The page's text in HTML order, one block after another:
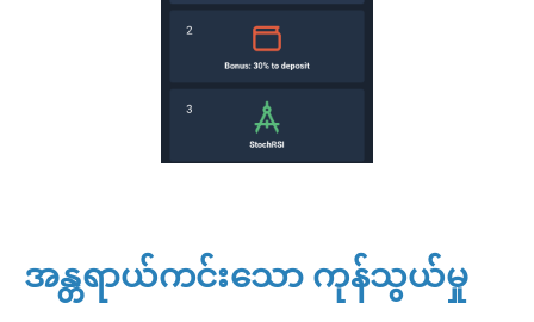
အန္တရာယ်ကင်းသော ကုန်သွယ်မှု